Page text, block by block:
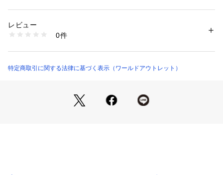
通勤にも頼れる着回し力があり、オンにもオフにも使いやすい
デザインです。
TOP染色の極細番手セミ梳毛糸を高密度な18Gで編み立て、ウ
【着こなしポイント】
素材：ポリエステル47％ 毛33％ アクリル20％
商品番号：
153-17356 （ショップ）
レビュー
0件
特定商取引に関する法律に基づく表示（ワールドアウトレット）